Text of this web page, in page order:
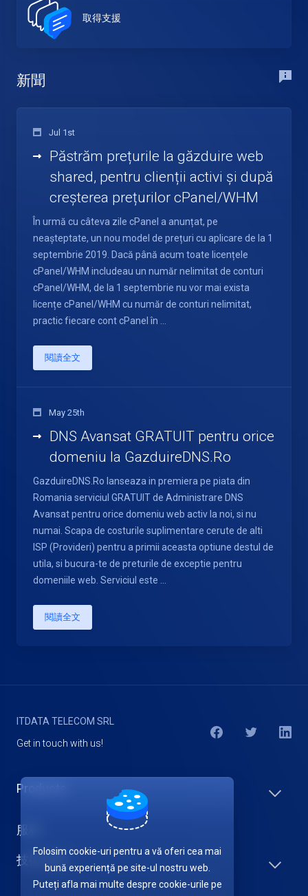
取得支援
新聞
Jul 1st
Păstrăm prețurile la găzduire web
shared, pentru clienții activi și după
creșterea prețurilor cPanel/WHM
În urmă cu câteva zile cPanel a anunțat, pe
neașteptate, un nou model de prețuri cu aplicare de la 1
septembrie 2019. Dacă până acum toate licențele
cPanel/WHM includeau un număr nelimitat de conturi
cPanel/WHM, de la 1 septembrie nu vor mai exista
licențe cPanel/WHM cu număr de conturi nelimitat,
practic fiecare cont cPanel în ...
閱讀全文
May 25th
DNS Avansat GRATUIT pentru orice
domeniu la GazduireDNS.Ro
GazduireDNS.Ro lanseaza in premiera pe piata din
Romania serviciul GRATUIT de Administrare DNS
Avansat pentru orice domeniu web activ la noi, si nu
numai. Scapa de costurile suplimentare cerute de alti
ISP (Provideri) pentru a primii aceasta optiune destul de
utila, si bucura-te de preturile de exceptie pentru
domeniile web. Serviciul este ...
閱讀全文
ITDATA TELECOM SRL
Get in touch with us!
Products
服務
技術支援
Folosim cookie-uri pentru a vă oferi cea mai
bună experiență pe site-ul nostru web.
Puteți afla mai multe despre cookie-urile pe